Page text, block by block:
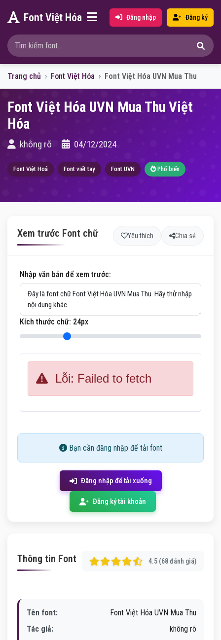
Font Việt Hóa Đăng nhập Đăng ký
Trang chủ Font Việt Hóa Font Việt Hóa UVN Mua Thu
Font Việt Hóa UVN Mua Thu Việt
Hóa
không rõ 04/12/2024
Font Việt Hoá Font viết tay Font UVN Phổ biến
Xem trước Font chữ Yêu thích Chia sẻ
Nhập văn bản để xem trước:
Kích thước chữ: 24px
Lỗi: Failed to fetch
Bạn cần đăng nhập để tải font
Đăng nhập để tải xuống
Đăng ký tài khoản
Thông tin Font 4.5 (68 đánh giá)
Tên font:
Font Việt Hóa UVN Mua Thu
Tác giả:
không rõ